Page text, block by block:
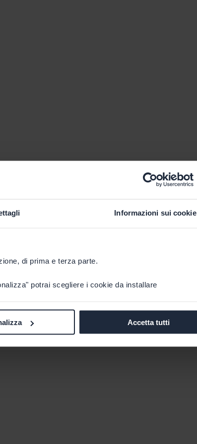
Informazioni sui cookie
di prima e terza parte.
potrai scegliere i cookie da installare
Accetta tutti